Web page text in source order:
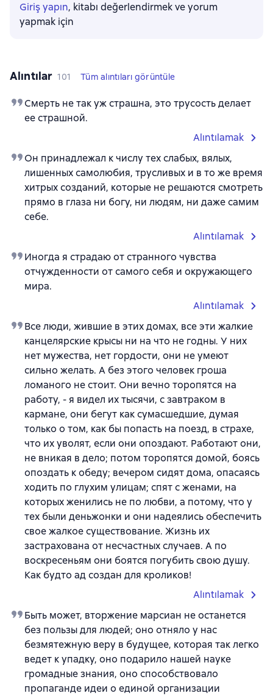
Giriş yapın, kitabı değerlendirmek ve yorum
yapmak için
Alıntılar 101 Tüm alıntıları görüntüle
Смерть не так уж страшна, это трусость делает
ее страшной.
Alıntılamak
Он принадлежал к числу тех слабых, вялых,
лишенных самолюбия, трусливых и в то же время
хитрых созданий, которые не решаются смотреть
прямо в глаза ни богу, ни людям, ни даже самим
себе.
Alıntılamak
Иногда я страдаю от странного чувства
отчужденности от самого себя и окружающего
мира.
Alıntılamak
Все люди, жившие в этих домах, все эти жалкие
канцелярские крысы ни на что не годны. У них
нет мужества, нет гордости, они не умеют
сильно желать. А без этого человек гроша
ломаного не стоит. Они вечно торопятся на
работу, - я видел их тысячи, с завтраком в
кармане, они бегут как сумасшедшие, думая
только о том, как бы попасть на поезд, в страхе,
что их уволят, если они опоздают. Работают они,
не вникая в дело; потом торопятся домой, боясь
опоздать к обеду; вечером сидят дома, опасаясь
ходить по глухим улицам; спят с женами, на
которых женились не по любви, а потому, что у
тех были деньжонки и они надеялись обеспечить
свое жалкое существование. Жизнь их
застрахована от несчастных случаев. А по
воскресеньям они боятся погубить свою душу.
Как будто ад создан для кроликов!
Alıntılamak
Быть может, вторжение марсиан не останется
без пользы для людей; оно отняло у нас
безмятежную веру в будущее, которая так легко
ведет к упадку, оно подарило нашей науке
громадные знания, оно способствовало
пропаганде идеи о единой организации